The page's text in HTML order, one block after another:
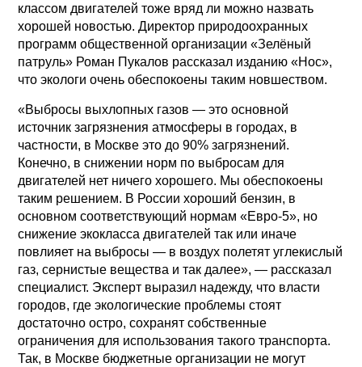
классом двигателей тоже вряд ли можно назвать
хорошей новостью. Директор природоохранных
программ общественной организации «Зелёный
патруль» Роман Пукалов рассказал изданию «Нос»,
что экологи очень обеспокоены таким новшеством.
«Выбросы выхлопных газов — это основной
источник загрязнения атмосферы в городах, в
частности, в Москве это до 90% загрязнений.
Конечно, в снижении норм по выбросам для
двигателей нет ничего хорошего. Мы обеспокоены
таким решением. В России хороший бензин, в
основном соответствующий нормам «Евро-5», но
снижение экокласса двигателей так или иначе
повлияет на выбросы — в воздух полетят углекислый
газ, сернистые вещества и так далее», — рассказал
специалист. Эксперт выразил надежду, что власти
городов, где экологические проблемы стоят
достаточно остро, сохранят собственные
ограничения для использования такого транспорта.
Так, в Москве бюджетные организации не могут